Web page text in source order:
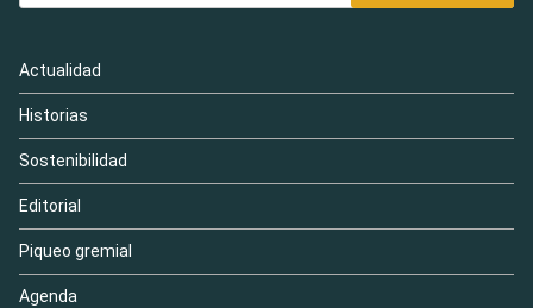
Actualidad
Historias
Sostenibilidad
Editorial
Piqueo gremial
Agenda